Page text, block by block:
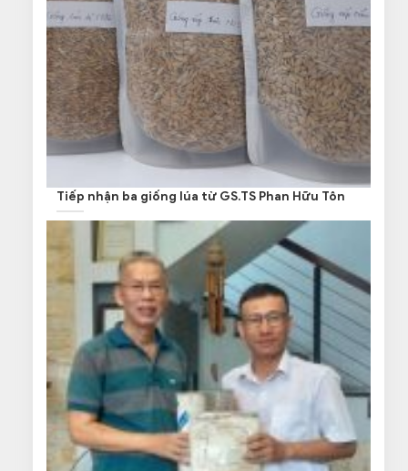
Tiếp nhận ba giống lúa từ GS.TS Phan Hữu Tôn